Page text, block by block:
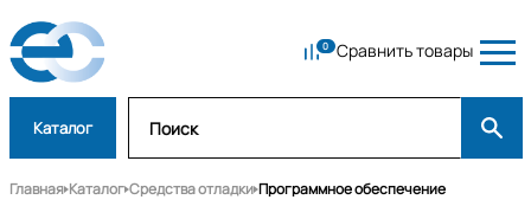
Сравнить товары
Каталог
Главная Каталог Средства отладки Программное обеспечение